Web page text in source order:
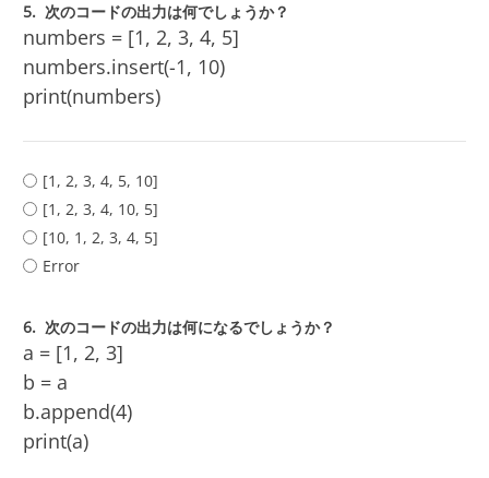
5. 次のコードの出力は何でしょうか？
numbers = [1, 2, 3, 4, 5]
numbers.insert(-1, 10)
print(numbers)
[1, 2, 3, 4, 5, 10]
[1, 2, 3, 4, 10, 5]
[10, 1, 2, 3, 4, 5]
Error
6. 次のコードの出力は何になるでしょうか？
a = [1, 2, 3]
b = a
b.append(4)
print(a)